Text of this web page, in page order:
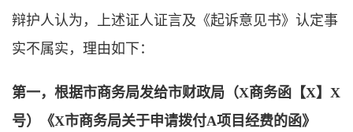
辩护人认为，上述证人证言及《起诉意见书》认定事
实不属实，理由如下：
第一，根据市商务局发给市财政局（X商务函【X】X
号）《X市商务局关于申请拨付A项目经费的函》